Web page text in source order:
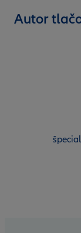
Autor